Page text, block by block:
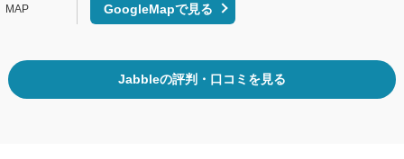
GoogleMapで見る
Jabbleの評判・口コミを見る